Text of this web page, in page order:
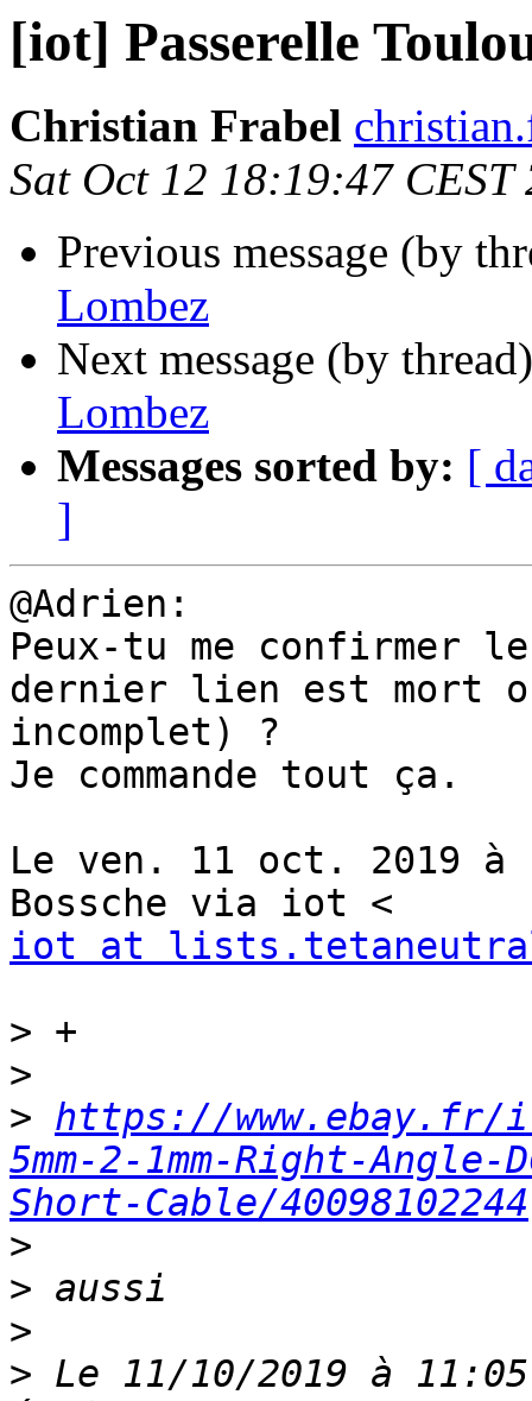
[iot] Passerelle
Christian Frabel
Sat Oct 12 18:19:47 CEST
Previous message (by
Lombez
Next message (by
Lombez
Messages sorted by: [
]
@Adrien:
Peux-tu me confirmer
dernier lien est mort
incomplet) ?
Je commande tout ça.
Le ven. 11 oct. 2019 à
iot at
>
>
> https://www.ebay.fr/
5mm-2-1mm-Right-
Short-Cable/40098102244
>
>
>
> Le 11/10/2019 à